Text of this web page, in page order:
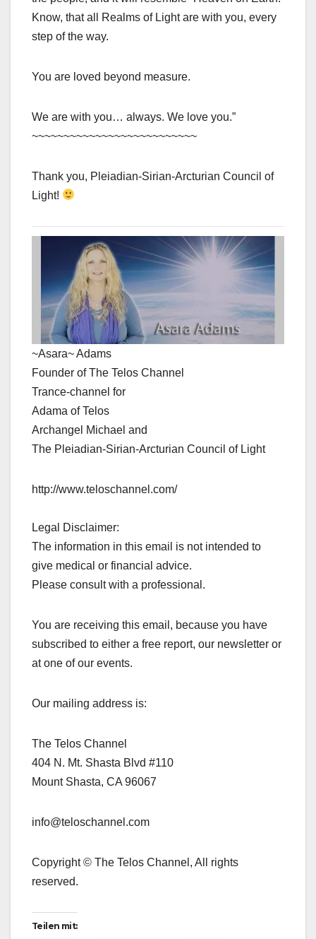
Know, that all Realms of Light are with you, every
step of the way.
You are loved beyond measure.
We are with you… always. We love you.”
~~~~~~~~~~~~~~~~~~~~~~~~~~
Thank you, Pleiadian-Sirian-Arcturian Council of
Light!
~Asara~ Adams
Founder of The Telos Channel
Trance-channel for
Adama of Telos
Archangel Michael and
The Pleiadian-Sirian-Arcturian Council of Light
http://www.teloschannel.com/
Legal Disclaimer:
The information in this email is not intended to
give medical or financial advice.
Please consult with a professional.
You are receiving this email, because you have
subscribed to either a free report, our newsletter or
at one of our events.
Our mailing address is:
The Telos Channel
404 N. Mt. Shasta Blvd #110
Mount Shasta, CA 96067
info@teloschannel.com
Copyright © The Telos Channel, All rights
reserved.
Teilen mit: